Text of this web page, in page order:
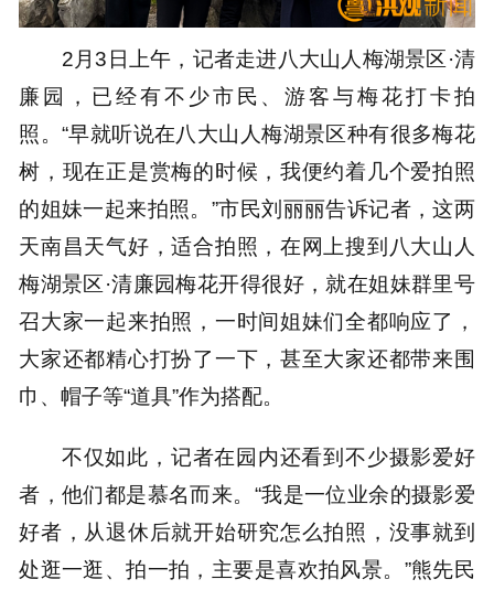
2月3日上午，记者走进八大山人梅湖景区·清
廉园，已经有不少市民、游客与梅花打卡拍
照。“早就听说在八大山人梅湖景区种有很多梅花
树，现在正是赏梅的时候，我便约着几个爱拍照
的姐妹一起来拍照。”市民刘丽丽告诉记者，这两
天南昌天气好，适合拍照，在网上搜到八大山人
梅湖景区·清廉园梅花开得很好，就在姐妹群里号
召大家一起来拍照，一时间姐妹们全都响应了，
大家还都精心打扮了一下，甚至大家还都带来围
巾、帽子等“道具”作为搭配。
不仅如此，记者在园内还看到不少摄影爱好
者，他们都是慕名而来。“我是一位业余的摄影爱
好者，从退休后就开始研究怎么拍照，没事就到
处逛一逛、拍一拍，主要是喜欢拍风景。”熊先民